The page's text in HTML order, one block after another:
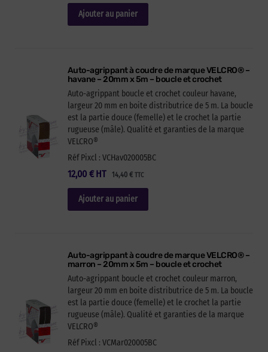
Ajouter au panier
Auto-agrippant à coudre de marque VELCRO® –
havane – 20mm x 5m – boucle et crochet
Auto-agrippant boucle et crochet couleur havane,
largeur 20 mm en boite distributrice de 5 m. La boucle
est la partie douce (femelle) et le crochet la partie
rugueuse (mâle). Qualité et garanties de la marque
VELCRO®
Réf Pixcl : VCHav020005BC
12,00 € 14,40 €TTC
HT
Ajouter au panier
Auto-agrippant à coudre de marque VELCRO® –
marron – 20mm x 5m – boucle et crochet
Auto-agrippant boucle et crochet couleur marron,
largeur 20 mm en boite distributrice de 5 m. La boucle
est la partie douce (femelle) et le crochet la partie
rugueuse (mâle). Qualité et garanties de la marque
VELCRO®
Réf Pixcl : VCMar020005BC